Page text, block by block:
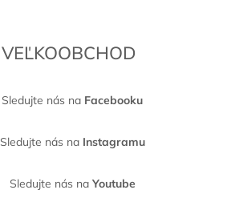
VEĽKOOBCHOD
Sledujte nás na Facebooku
Sledujte nás na Instagramu
Sledujte nás na Youtube